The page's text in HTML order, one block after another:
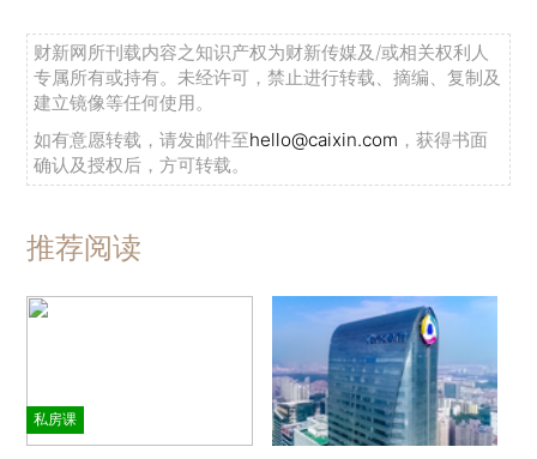
财新网所刊载内容之知识产权为财新传媒及/或相关权利人
专属所有或持有。未经许可，禁止进行转载、摘编、复制及
建立镜像等任何使用。
如有意愿转载，请发邮件至hello@caixin.com ，获得书面
确认及授权后，方可转载。
推荐阅读
私房课